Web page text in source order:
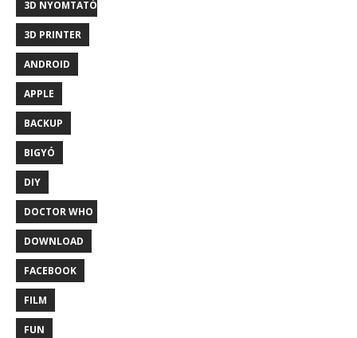
3D NYOMTATÓ
3D PRINTER
ANDROID
APPLE
BACKUP
BIGYÓ
DIY
DOCTOR WHO
DOWNLOAD
FACEBOOK
FILM
FUN